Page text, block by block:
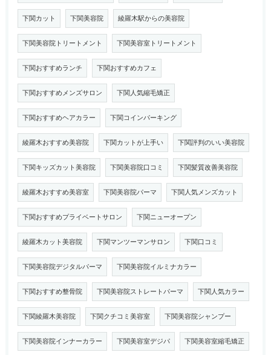
下関カット 下関美容院 綾羅木駅からの美容院
下関美容院トリートメント 下関美容室トリートメント
下関おすすめランチ 下関おすすめカフェ
下関おすすめメンズサロン 下関人気縮毛矯正
下関おすすめヘアカラー 下関コインパーキング
綾羅木おすすめ美容院 下関カットが上手い 下関評判のいい美容院
下関キッズカット美容院 下関美容院口コミ 下関髪質改善美容院
綾羅木おすすめ美容室 下関美容院パーマ 下関人気メンズカット
下関おすすめプライベートサロン 下関ニューオープン
綾羅木カット美容院 下関マンツーマンサロン 下関口コミ
下関美容院デジタルパーマ 下関美容院イルミナカラー
下関おすすめ整骨院 下関美容院ストレートパーマ 下関人気カラー
下関綾羅木美容院 下関クチコミ美容室 下関美容院シャンプー
下関美容院インナーカラー 下関美容室デジパ 下関美容室縮毛矯正